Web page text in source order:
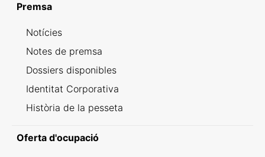
Premsa
Notícies
Notes de premsa
Dossiers disponibles
Identitat Corporativa
Història de la pesseta
Oferta d'ocupació